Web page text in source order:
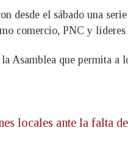
el sábado una
comercio, PNC y líderes
Asamblea que permita a
locales ante la falta